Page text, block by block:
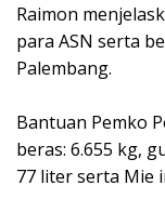
‎Raimon
para ASN serta
Palembang.
‎Bantuan Pemko
beras: 6.655 kg,
77 liter serta Mie